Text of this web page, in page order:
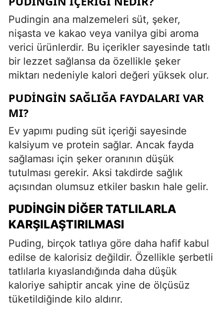
Pudingin ana malzemeleri süt, şeker,
nişasta ve kakao veya vanilya gibi aroma
verici ürünlerdir. Bu içerikler sayesinde tatlı
bir lezzet sağlansa da özellikle şeker
miktarı nedeniyle kalori değeri yüksek olur.
PUDINGIN SAĞLIĞA FAYDALARI VAR
MI?
Ev yapımı puding süt içeriği sayesinde
kalsiyum ve protein sağlar. Ancak fayda
sağlaması için şeker oranının düşük
tutulması gerekir. Aksi takdirde sağlık
açısından olumsuz etkiler baskın hale gelir.
PUDINGIN DIĞER TATLILARLA
KARŞILAŞTIRILMASI
Puding, birçok tatlıya göre daha hafif kabul
edilse de kalorisiz değildir. Özellikle şerbetli
tatlılarla kıyaslandığında daha düşük
kaloriye sahiptir ancak yine de ölçüsüz
tüketildiğinde kilo aldırır.